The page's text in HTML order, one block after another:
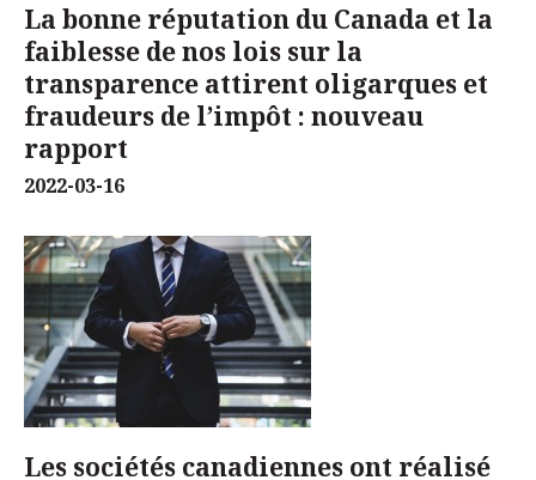
La bonne réputation du Canada et la
faiblesse de nos lois sur la
transparence attirent oligarques et
fraudeurs de l’impôt : nouveau
rapport
2022-03-16
Les sociétés canadiennes ont réalisé